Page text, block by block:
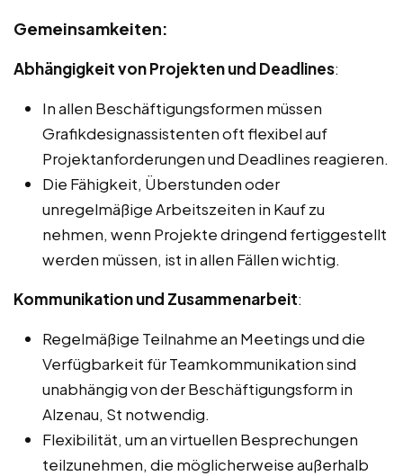
Gemeinsamkeiten:
Abhängigkeit von Projekten und Deadlines:
In allen Beschäftigungsformen müssen
Grafikdesignassistenten oft flexibel auf
Projektanforderungen und Deadlines reagieren.
Die Fähigkeit, Überstunden oder
unregelmäßige Arbeitszeiten in Kauf zu
nehmen, wenn Projekte dringend fertiggestellt
werden müssen, ist in allen Fällen wichtig.
Kommunikation und Zusammenarbeit:
Regelmäßige Teilnahme an Meetings und die
Verfügbarkeit für Teamkommunikation sind
unabhängig von der Beschäftigungsform in
Alzenau, St notwendig.
Flexibilität, um an virtuellen Besprechungen
teilzunehmen, die möglicherweise außerhalb